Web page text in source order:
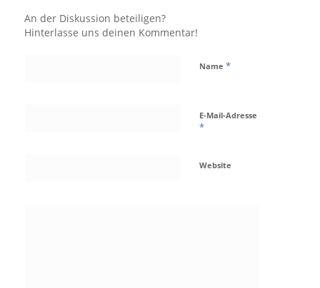
An der Diskussion beteiligen?
Hinterlasse uns deinen Kommentar!
Name *
E-Mail-Adresse
*
Website